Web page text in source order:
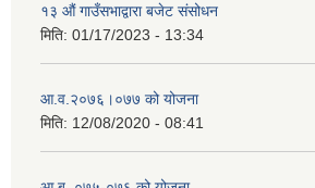
१३ औं गाउँसभाद्वारा बजेट संसोधन
मिति: 01/17/2023 - 13:34
आ‍.व.२०७६।०७७ को योजना
मिति: 12/08/2020 - 08:41